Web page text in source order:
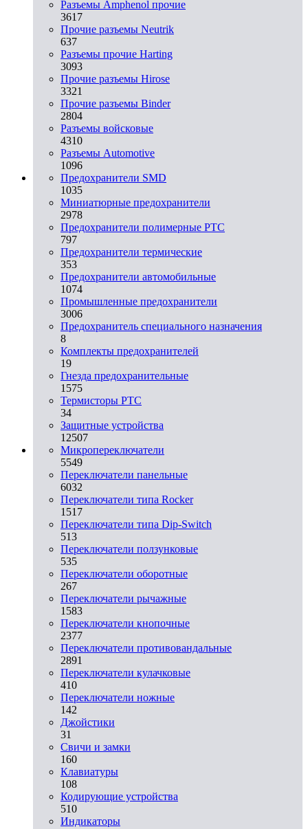
Разъемы Amphenol прочие
3617
Прочие разъемы Neutrik
637
Разъемы прочие Harting
3093
Прочие разъемы Hirose
3321
Прочие разъемы Binder
2804
Разъемы войсковые
4310
Разъeмы Automotive
1096
Предохранители SMD
1035
Миниатюрные предохранители
2978
Предохранители полимерные PTC
797
Предохранители термические
353
Предохранители автомобильные
1074
Промышленные предохранители
3006
Предохранитель специального назначения
8
Комплекты предохранителей
19
Гнезда предохранительные
1575
Термисторы PTC
34
Защитные устройства
12507
Микропереключатели
5549
Переключатели панельные
6032
Переключатели типа Rocker
1517
Переключатели типа Dip-Switch
513
Переключатели ползунковые
535
Переключатели оборотные
267
Переключатели рычажные
1583
Переключатели кнопочные
2377
Переключатели противовандальные
2891
Переключатели кулачковые
410
Переключатели ножные
142
Джойстики
31
Свичи и замки
160
Клавиатуры
108
Кодирующие устройства
510
Индикаторы